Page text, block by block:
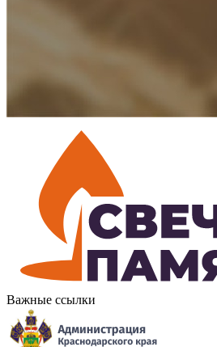
Важные ссылки